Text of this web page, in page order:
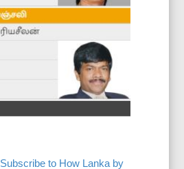
Subscribe to How Lanka by